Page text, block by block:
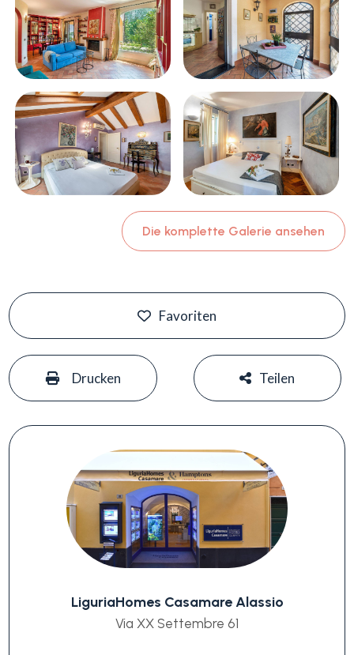
Die komplette Galerie ansehen
Favoriten
Drucken Teilen
LiguriaHomes Casamare Alassio
Via XX Settembre 61